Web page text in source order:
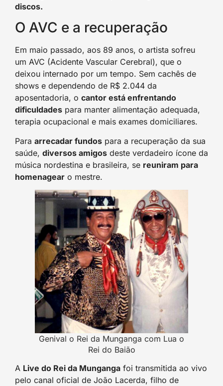
discos.
O AVC e a recuperação
Em maio passado, aos 89 anos, o artista sofreu
um AVC (Acidente Vascular Cerebral), que o
deixou internado por um tempo. Sem cachês de
shows e dependendo de R$ 2.044 da
aposentadoria, o cantor está enfrentando
dificuldades para manter alimentação adequada,
terapia ocupacional e mais exames domiciliares.
Para arrecadar fundos para a recuperação da sua
saúde, diversos amigos deste verdadeiro ícone da
música nordestina e brasileira, se reuniram para
homenagear o mestre.
Genival o Rei da Munganga com Lua o
Rei do Baião
A Live do Rei da Munganga foi transmitida ao vivo
pelo canal oficial de João Lacerda, filho de